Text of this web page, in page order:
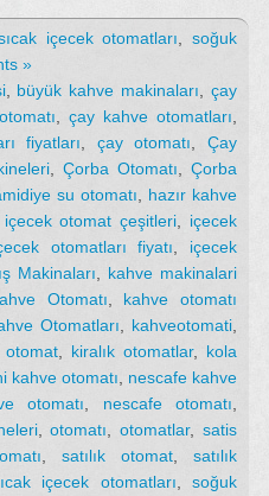
içecek otomatları ,soğuk
»
, büyük kahve makinaları ,çay
çay kahve otomatları
fiyatları çay otomatı ,Çay
,Çorba Otomatı ,Çorba
su otomatı
hazır kahve
içecek otomat çeşitleri
içecek
otomatları fiyatı
içecek
Makinaları
kahve makinalari
Otomatı
kahve otomatı
Otomatları kahveotomati
otomat, kiralık otomatlar, kola
kahve otomatı
nescafe kahve
otomatı nescafe otomatı
,otomatı ,otomatlar,satis
satılık otomat,satılık
içecek otomatları ,soğuk